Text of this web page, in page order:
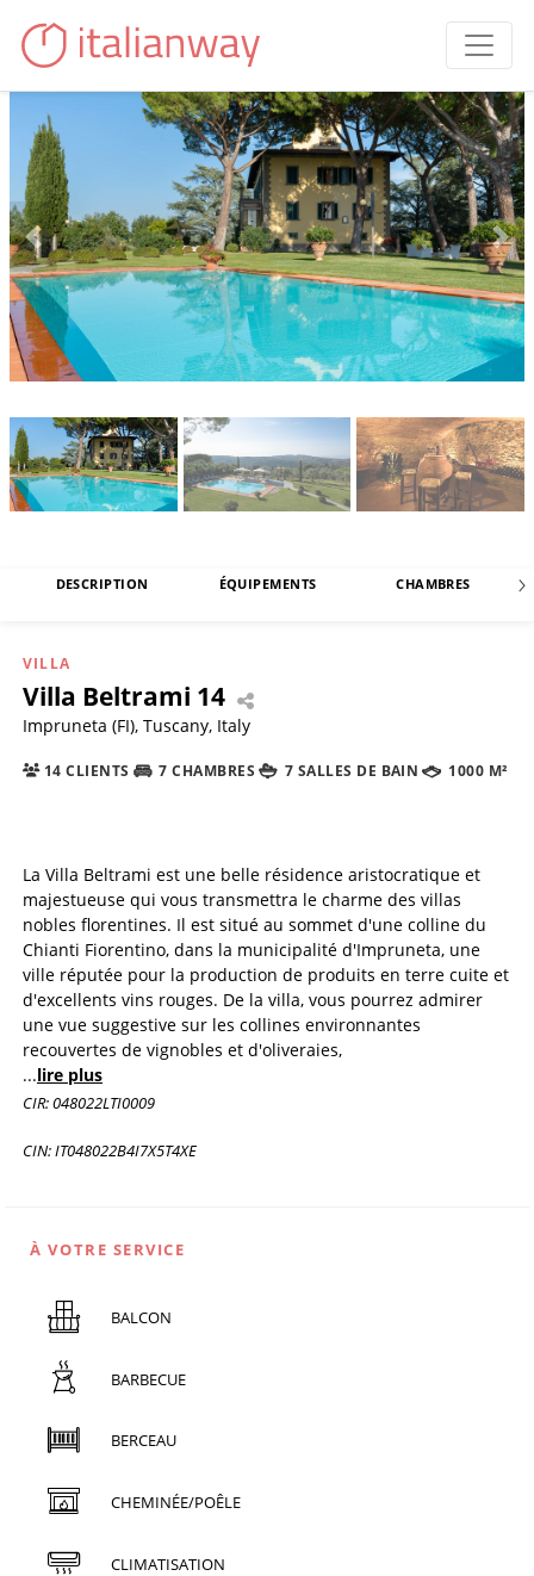
DESCRIPTION ÉQUIPEMENTS CHAMBRES
VILLA
Villa Beltrami 14
Impruneta (FI), Tuscany, Italy
14 CLIENTS 7 CHAMBRES 7 SALLES DE BAIN 1000 M²
La Villa Beltrami est une belle résidence aristocratique et
majestueuse qui vous transmettra le charme des villas
nobles florentines. Il est situé au sommet d'une colline du
Chianti Fiorentino, dans la municipalité d'Impruneta, une
ville réputée pour la production de produits en terre cuite et
d'excellents vins rouges. De la villa, vous pourrez admirer
une vue suggestive sur les collines environnantes
recouvertes de vignobles et d'oliveraies,
...lire plus
CIR: 048022LTI0009
CIN: IT048022B4I7X5T4XE
À VOTRE SERVICE
BALCON
BARBECUE
BERCEAU
CHEMINÉE/POÊLE
CLIMATISATION